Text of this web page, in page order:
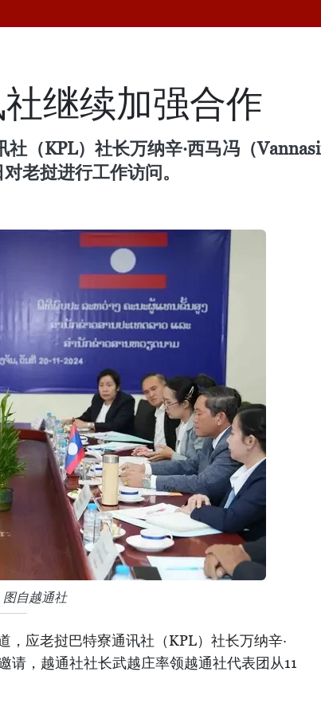
继续加强合作
（KPL）社长万纳辛·西马冯（
老挝进行工作访问。
图自越通社
应老挝巴特寮通讯社（KPL）社长万纳辛·
请，越通社社长武越庄率领越通社代表团从11